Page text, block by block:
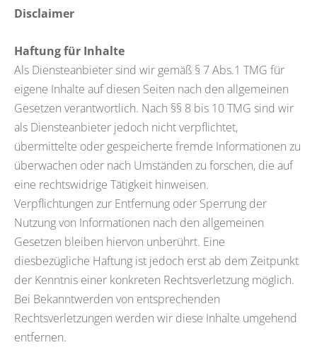
Disclaimer
Haftung für Inhalte
Als Diensteanbieter sind wir gemäß § 7 Abs.1 TMG für
eigene Inhalte auf diesen Seiten nach den allgemeinen
Gesetzen verantwortlich. Nach §§ 8 bis 10 TMG sind wir
als Diensteanbieter jedoch nicht verpflichtet,
übermittelte oder gespeicherte fremde Informationen zu
überwachen oder nach Umständen zu forschen, die auf
eine rechtswidrige Tätigkeit hinweisen.
Verpflichtungen zur Entfernung oder Sperrung der
Nutzung von Informationen nach den allgemeinen
Gesetzen bleiben hiervon unberührt. Eine
diesbezügliche Haftung ist jedoch erst ab dem Zeitpunkt
der Kenntnis einer konkreten Rechtsverletzung möglich.
Bei Bekanntwerden von entsprechenden
Rechtsverletzungen werden wir diese Inhalte umgehend
entfernen.